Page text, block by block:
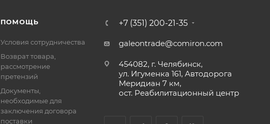
ПОМОЩЬ
Условия сотрудничества
Возврат товара,
рассмотрение
претензий
Документы,
необходимые для
заключения договора
поставки
+7 (351) 200-21-35
galeontrade@comiron.com
454082, г. Челябинск,
ул. Игуменка 161, Автодорога
Меридиан 7 км,
ост. Реабилитационный центр